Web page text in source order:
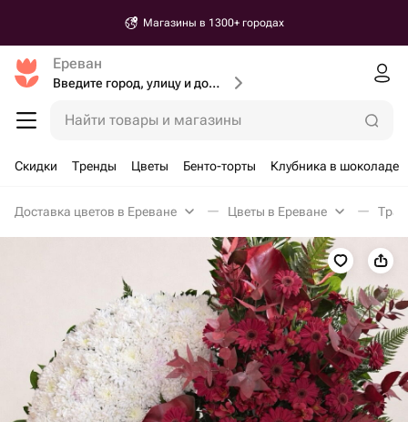
Магазины в 1300+ городах
Ереван
Введите город, улицу и дом доставки
Найти товары и магазины
Скидки Тренды Цветы Бенто-торты Клубника в шоколаде
Доставка цветов в Ереване Цветы в Ереване